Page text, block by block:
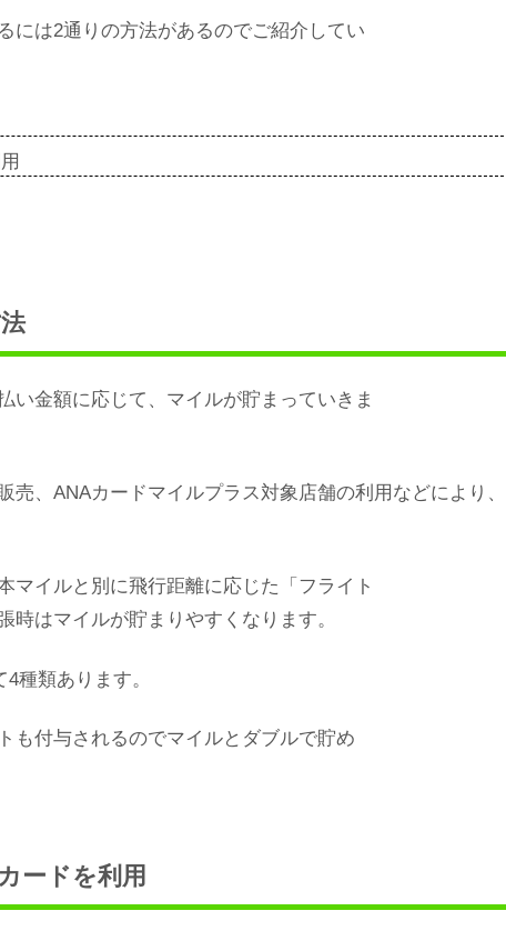
には2通りの方法があるのでご紹介してい
い金額に応じて、マイルが貯まっていきま
、ANAカードマイルプラス対象店舗の利用などにより、
マイルと別に飛行距離に応じた「フライト
はマイルが貯まりやすくなります。
種類あります。
も付与されるのでマイルとダブルで貯め
ードを利用